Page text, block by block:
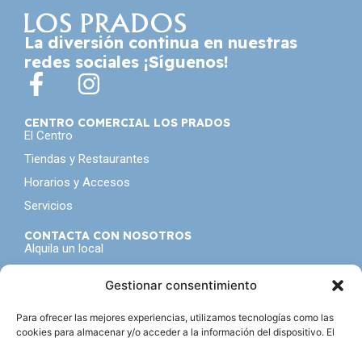
Gestionar consentimiento
Para ofrecer las mejores experiencias, utilizamos tecnologías como las
cookies para almacenar y/o acceder a la información del dispositivo. El
La diversión continua en nuestras
redes sociales ¡Síguenos!
CENTRO COMERCIAL LOS PRADOS
El Centro
Tiendas y Restaurantes
Horarios y Accesos
Servicios
CONTACTA CON NOSOTROS
Alquila un local
Seguro que tampoco te gusta ser el último en enterarte
de todo, inscribete a nuestra newsletter